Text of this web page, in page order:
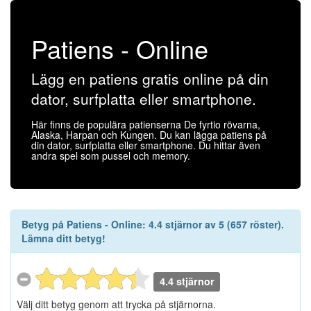
Patiens - Online
Lägg en patiens gratis online på din
dator, surfplatta eller smartphone.
Här finns de populära patienserna De fyrtio rövarna,
Alaska, Harpan och Kungen. Du kan lägga patiens på
din dator, surfplatta eller smartphone. Du hittar även
andra spel som pussel och memory.
Betyg på Patiens - Online: 4.4 stjärnor av 5 (657 röster).
Lämna ditt betyg!
4.4 stjärnor
Välj ditt betyg genom att trycka på stjärnorna.